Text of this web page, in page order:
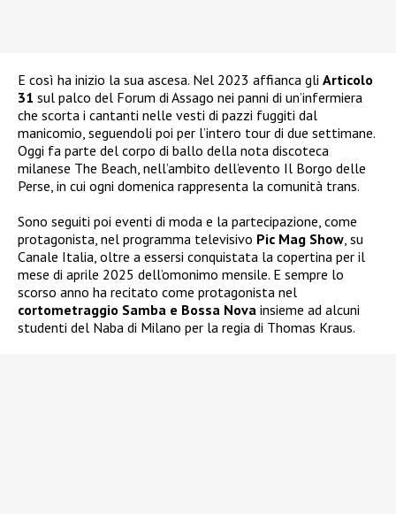
E così ha inizio la sua ascesa. Nel 2023 affianca gli Articolo
31 sul palco del Forum di Assago nei panni di un’infermiera
che scorta i cantanti nelle vesti di pazzi fuggiti dal
manicomio, seguendoli poi per l’intero tour di due settimane.
Oggi fa parte del corpo di ballo della nota discoteca
milanese The Beach, nell’ambito dell’evento Il Borgo delle
Perse, in cui ogni domenica rappresenta la comunità trans.
Sono seguiti poi eventi di moda e la partecipazione, come
protagonista, nel programma televisivo Pic Mag Show, su
Canale Italia, oltre a essersi conquistata la copertina per il
mese di aprile 2025 dell’omonimo mensile. E sempre lo
scorso anno ha recitato come protagonista nel
cortometraggio Samba e Bossa Nova insieme ad alcuni
studenti del Naba di Milano per la regia di Thomas Kraus.